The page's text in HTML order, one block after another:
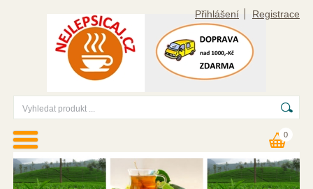
Přihlášení Registrace
0